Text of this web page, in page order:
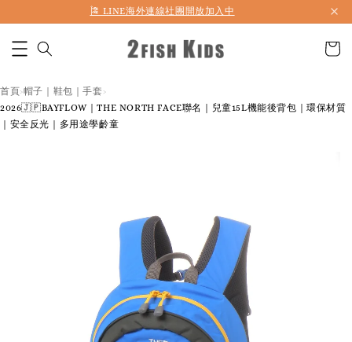
首購折50 ｜ 滿1,500 免運 ｜ 滿2,900 折140 ｜ 3%購物金
首頁›帽子｜鞋包｜手套 ›
2026🇯🇵BAYFLOW｜THE NORTH FACE聯名｜兒童15L機能後背包｜環保材質
｜安全反光｜多用途學齡童